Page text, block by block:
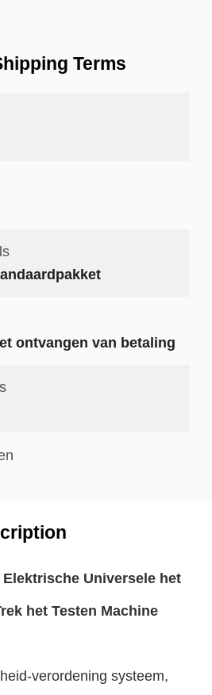
Terms
ontvangen van betaling
Elektrische Universele het
het Testen Machine
verordening systeem,